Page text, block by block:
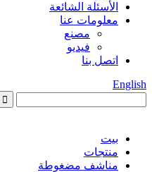
الأسئلة الشائعة
معلومات عنا
مصنع
فيديو
اتصل بنا
English
بيت
منتجات
مناشف مضغوطة